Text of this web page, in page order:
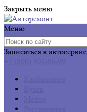
Закрыть меню
Меню
Записаться в автосервис